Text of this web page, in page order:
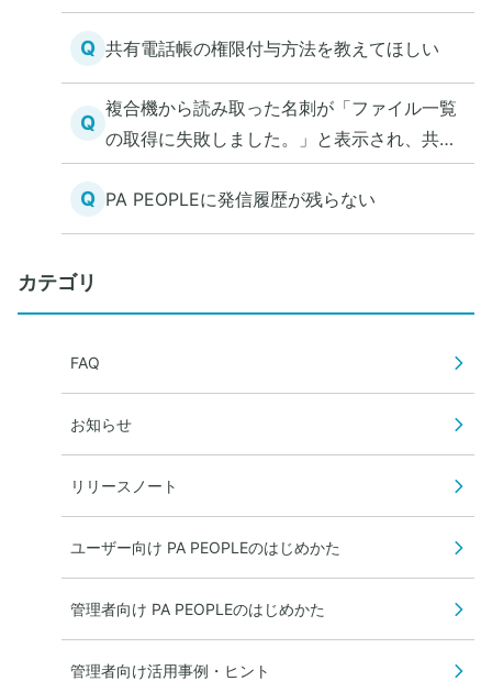
Q 共有電話帳の権限付与方法を教えてほしい
Q
複合機から読み取った名刺が「ファイル一覧
の取得に失敗しました。」と表示され、共有
電話帳にアクセスできない
Q PA PEOPLEに発信履歴が残らない
カテゴリ
FAQ
お知らせ
リリースノート
ユーザー向け PA PEOPLEのはじめかた
管理者向け PA PEOPLEのはじめかた
管理者向け活用事例・ヒント